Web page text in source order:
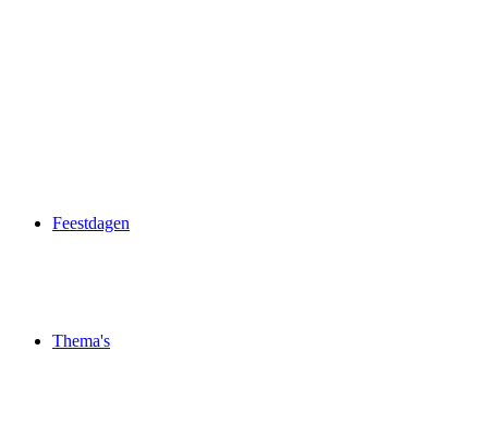
Feestdagen
Thema's